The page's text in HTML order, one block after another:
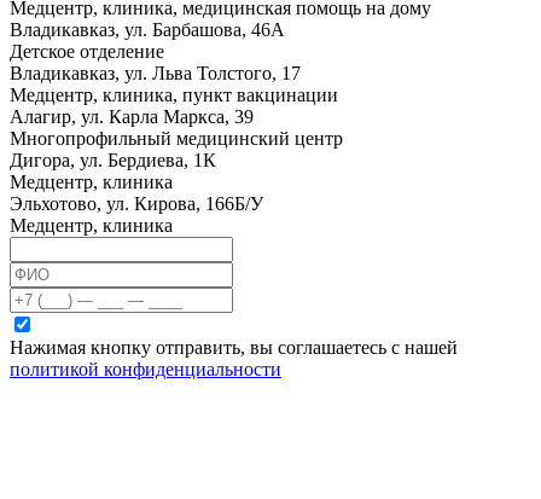
Медцентр, клиника, медицинская помощь на дому
Владикавказ, ул. Барбашова, 46А
Детское отделение
Владикавказ, ул. Льва Толстого, 17
Медцентр, клиника, пункт вакцинации
Алагир, ул. Карла Маркса, 39
Многопрофильный медицинский центр
Дигора, ул. Бердиева, 1К
Медцентр, клиника
Эльхотово, ул. Кирова, 166Б/У
Медцентр, клиника
Нажимая кнопку отправить, вы соглашаетесь с нашей
политикой конфиденциальности